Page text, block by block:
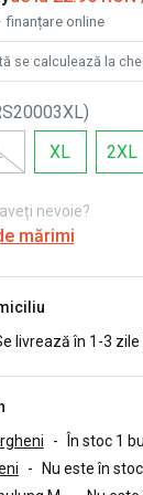
finanțare online
se calculează la
)
XL 2XL
nevoie?
mărimi
livrează în 1-3 zile
-
În stoc 1
-
Nu este în